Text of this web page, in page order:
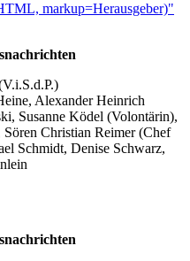
markup=Herausgeber)"
Alexander Heinrich
Susanne Ködel (Volontärin),
Christian Reimer (Chef
Schmidt, Denise Schwarz,